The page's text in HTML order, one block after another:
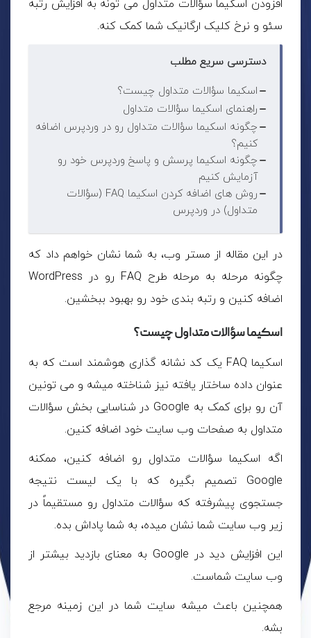
افزودن اسکیما سؤالات متداول می تونه به افزایش رتبه
سئو و نرخ کلیک ارگانیک شما کمک کنه.
دسترسی سریع مطلب
اسکیما سؤالات متداول چیست؟
راهنمای اسکیما سؤالات متداول
چگونه اسکیما سؤالات متداول رو در وردپرس اضافه
کنیم؟
چگونه اسکیما پرسش و پاسخ وردپرس خود رو
آزمایش کنیم
روش های اضافه کردن اسکیما FAQ (سؤالات
متداول) در وردپرس
در این مقاله از مستر وب، به شما نشان خواهم داد که
چگونه مرحله به مرحله طرح FAQ رو در WordPress
اضافه کنین و رتبه بندی خود رو بهبود ببخشین.
اسکیما سؤالات متداول چیست؟
اسکیما FAQ یک کد نشانه گذاری هوشمند است که به
عنوان داده ساختار یافته نیز شناخته میشه و می تونین
آن رو برای کمک به Google در شناسایی بخش سؤالات
متداول به صفحات وب سایت خود اضافه کنین.
اگه اسکیما سؤالات متداول رو اضافه کنین، ممکنه
Google تصمیم بگیره که با یک لیست نتیجه
جستجوی پیشرفته که سؤالات متداول رو مستقیماً در
زیر وب سایت شما نشان میده، به شما پاداش بده.
این افزایش دید در Google به معنای بازدید بیشتر از
وب سایت شماست.
همچنین باعث میشه سایت شما در این زمینه مرجع
بشه.